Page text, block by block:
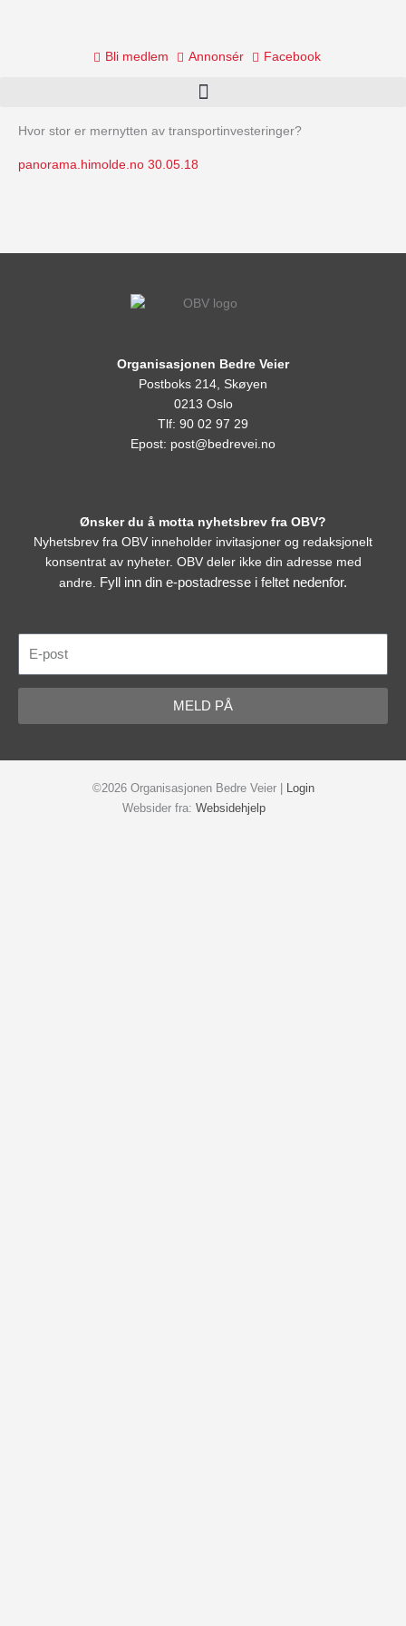
Bli medlem Annonsér Facebook
Hvor stor er mernytten av transportinvesteringer?
panorama.himolde.no 30.05.18
Organisasjonen Bedre Veier
Postboks 214, Skøyen
0213 Oslo
Tlf: 90 02 97 29
Epost: post@bedrevei.no
Ønsker du å motta nyhetsbrev fra OBV?
Nyhetsbrev fra OBV inneholder invitasjoner og redaksjonelt
konsentrat av nyheter. OBV deler ikke din adresse med
andre. Fyll inn din e-postadresse i feltet nedenfor.
post
MELD PÅ
©2026 Organisasjonen Bedre Veier | Login
Websider fra: Websidehjelp